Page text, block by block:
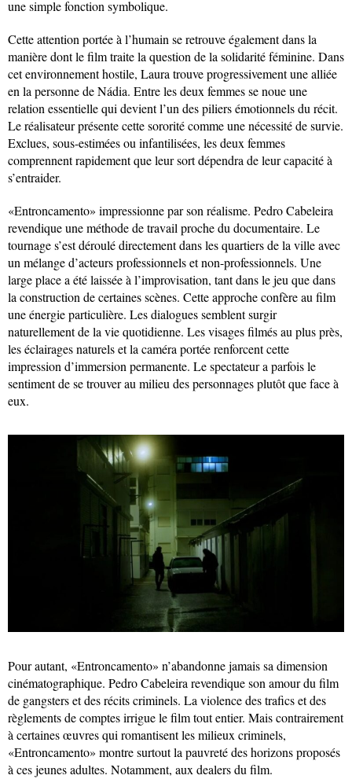
une simple fonction symbolique.
Cette attention portée à l’humain se retrouve également dans la
manière dont le film traite la question de la solidarité féminine. Dans
cet environnement hostile, Laura trouve progressivement une alliée
en la personne de Nádia. Entre les deux femmes se noue une
relation essentielle qui devient l’un des piliers émotionnels du récit.
Le réalisateur présente cette sororité comme une nécessité de survie.
Exclues, sous-estimées ou infantilisées, les deux femmes
comprennent rapidement que leur sort dépendra de leur capacité à
s’entraider.
«Entroncamento» impressionne par son réalisme. Pedro Cabeleira
revendique une méthode de travail proche du documentaire. Le
tournage s’est déroulé directement dans les quartiers de la ville avec
un mélange d’acteurs professionnels et non-professionnels. Une
large place a été laissée à l’improvisation, tant dans le jeu que dans
la construction de certaines scènes. Cette approche confère au film
une énergie particulière. Les dialogues semblent surgir
naturellement de la vie quotidienne. Les visages filmés au plus près,
les éclairages naturels et la caméra portée renforcent cette
impression d’immersion permanente. Le spectateur a parfois le
sentiment de se trouver au milieu des personnages plutôt que face à
eux.
Pour autant, «Entroncamento» n’abandonne jamais sa dimension
cinématographique. Pedro Cabeleira revendique son amour du film
de gangsters et des récits criminels. La violence des trafics et des
règlements de comptes irrigue le film tout entier. Mais contrairement
à certaines œuvres qui romantisent les milieux criminels,
«Entroncamento» montre surtout la pauvreté des horizons proposés
à ces jeunes adultes. Notamment, aux dealers du film.